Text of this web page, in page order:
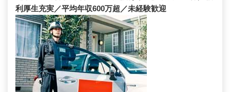
利厚生充実／平均年収600万超／未経験歓迎